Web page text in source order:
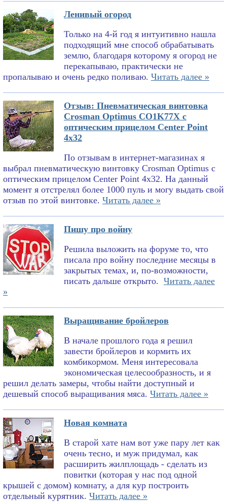
Ленивый огород
Только на 4-й год я интуитивно нашла
подходящий мне способ обрабатывать
землю, благодаря которому я огород не
перекапываю, практически не
пропалываю и очень редко поливаю. Читать далее »
Отзыв: Пневматическая винтовка
Crosman Optimus CO1K77X с
оптическим прицелом Center Point
4x32
По отзывам в интернет-магазинах я
выбрал пневматическую винтовку Crosman Optimus с
оптическим прицелом Center Point 4x32. На данный
момент я отстрелял более 1000 пуль и могу выдать свой
отзыв по этой винтовке. Читать далее »
Пишу про войну
Решила выложить на форуме то, что
писала про войну последние месяцы в
закрытых темах, и, по-возможности,
писать дальше открыто. Читать далее
»
Выращивание бройлеров
В начале прошлого года я решил
завести бройлеров и кормить их
комбикормом. Меня интересовала
экономическая целесообразность, и я
решил делать замеры, чтобы найти доступный и
дешевый способ выращивания мяса. Читать далее »
Новая комната
В старой хате нам вот уже пару лет как
очень тесно, и муж придумал, как
расширить жилплощадь - сделать из
повитки (которая у нас под одной
крышей с домом) комнату, а для кур построить
отдельный курятник. Читать далее »